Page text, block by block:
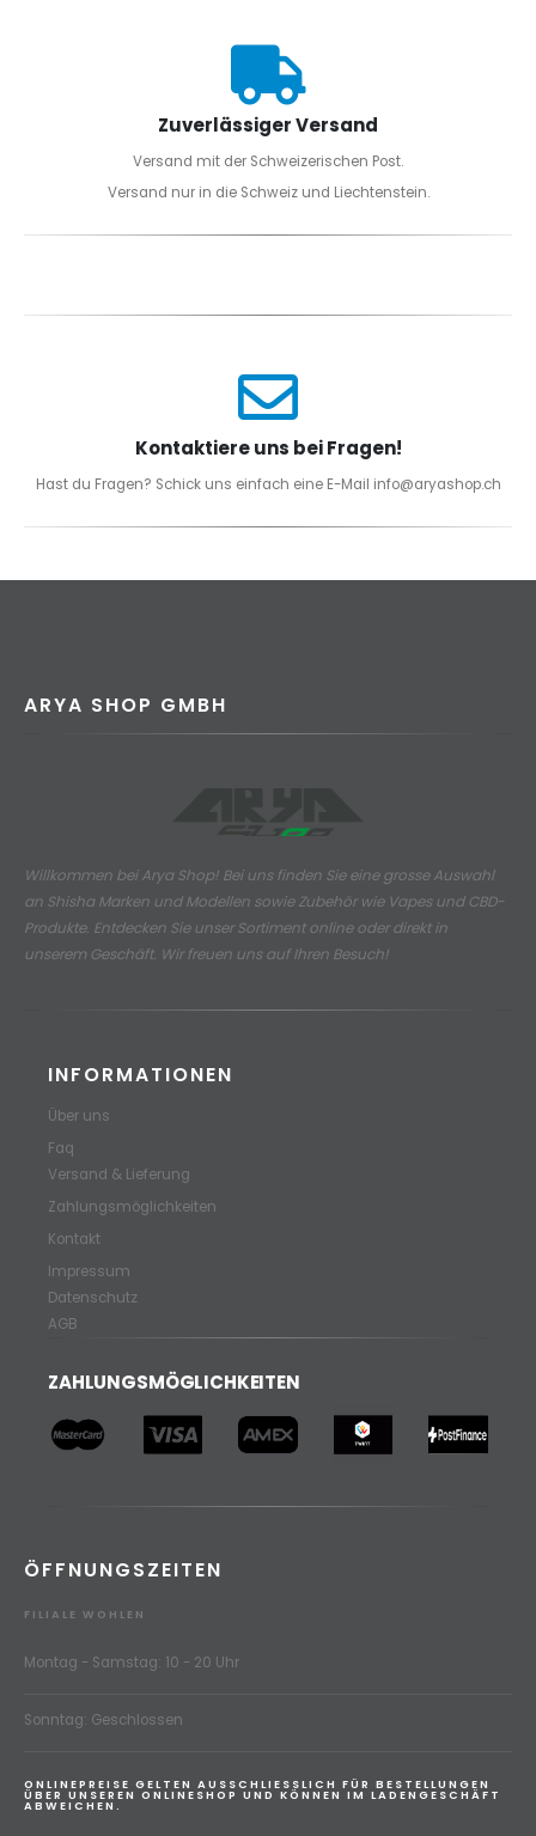
Zuverlässiger Versand
Versand mit der Schweizerischen Post.
Versand nur in die Schweiz und Liechtenstein.
Kontaktiere uns bei Fragen!
Hast du Fragen? Schick uns einfach eine E-Mail info@aryashop.ch
ARYA SHOP GMBH
Willkommen bei Arya Shop! Bei uns finden Sie eine grosse Auswahl
an Shisha Marken und Modellen sowie Zubehör wie Vapes und CBD-
Produkte. Entdecken Sie unser Sortiment online oder direkt in
unserem Geschäft. Wir freuen uns auf Ihren Besuch!
INFORMATIONEN
Über uns
Faq
Versand & Lieferung
Zahlungsmöglichkeiten
Kontakt
Impressum
Datenschutz
AGB
ZAHLUNGSMÖGLICHKEITEN
ÖFFNUNGSZEITEN
FILIALE WOHLEN
Montag - Samstag: 10 - 20 Uhr
Sonntag: Geschlossen
ONLINEPREISE GELTEN AUSSCHLIESSLICH FÜR BESTELLUNGEN
ÜBER UNSEREN ONLINESHOP UND KÖNNEN IM LADENGESCHÄFT
ABWEICHEN.